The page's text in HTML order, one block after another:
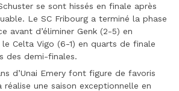
se sont hissés en finale après
Le SC Fribourg a terminé la phase
avant d’éliminer Genk (2-5) en
Celta Vigo (6-1) en quarts de finale
des demi-finales.
d’Unai Emery font figure de favoris
réalise une saison exceptionnelle en